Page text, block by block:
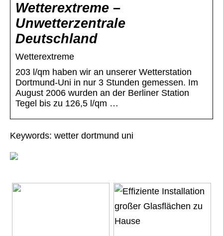
Wetterextreme –
Unwetterzentrale
Deutschland
Wetterextreme
203 l/qm haben wir an unserer Wetterstation
Dortmund-Uni in nur 3 Stunden gemessen. Im
August 2006 wurden an der Berliner Station
Tegel bis zu 126,5 l/qm …
Keywords: wetter dortmund uni